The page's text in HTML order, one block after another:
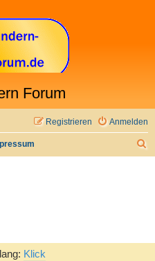
Forum
Anmelden
Registrieren
Klick